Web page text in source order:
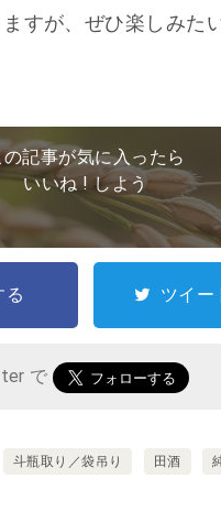
すが、ぜひ楽しみた
の記事が気に入ったら
いいね ! しよう
る ツイー
で
斗瓶取り／袋吊り 田酒